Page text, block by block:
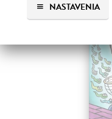
NASTAVENIA